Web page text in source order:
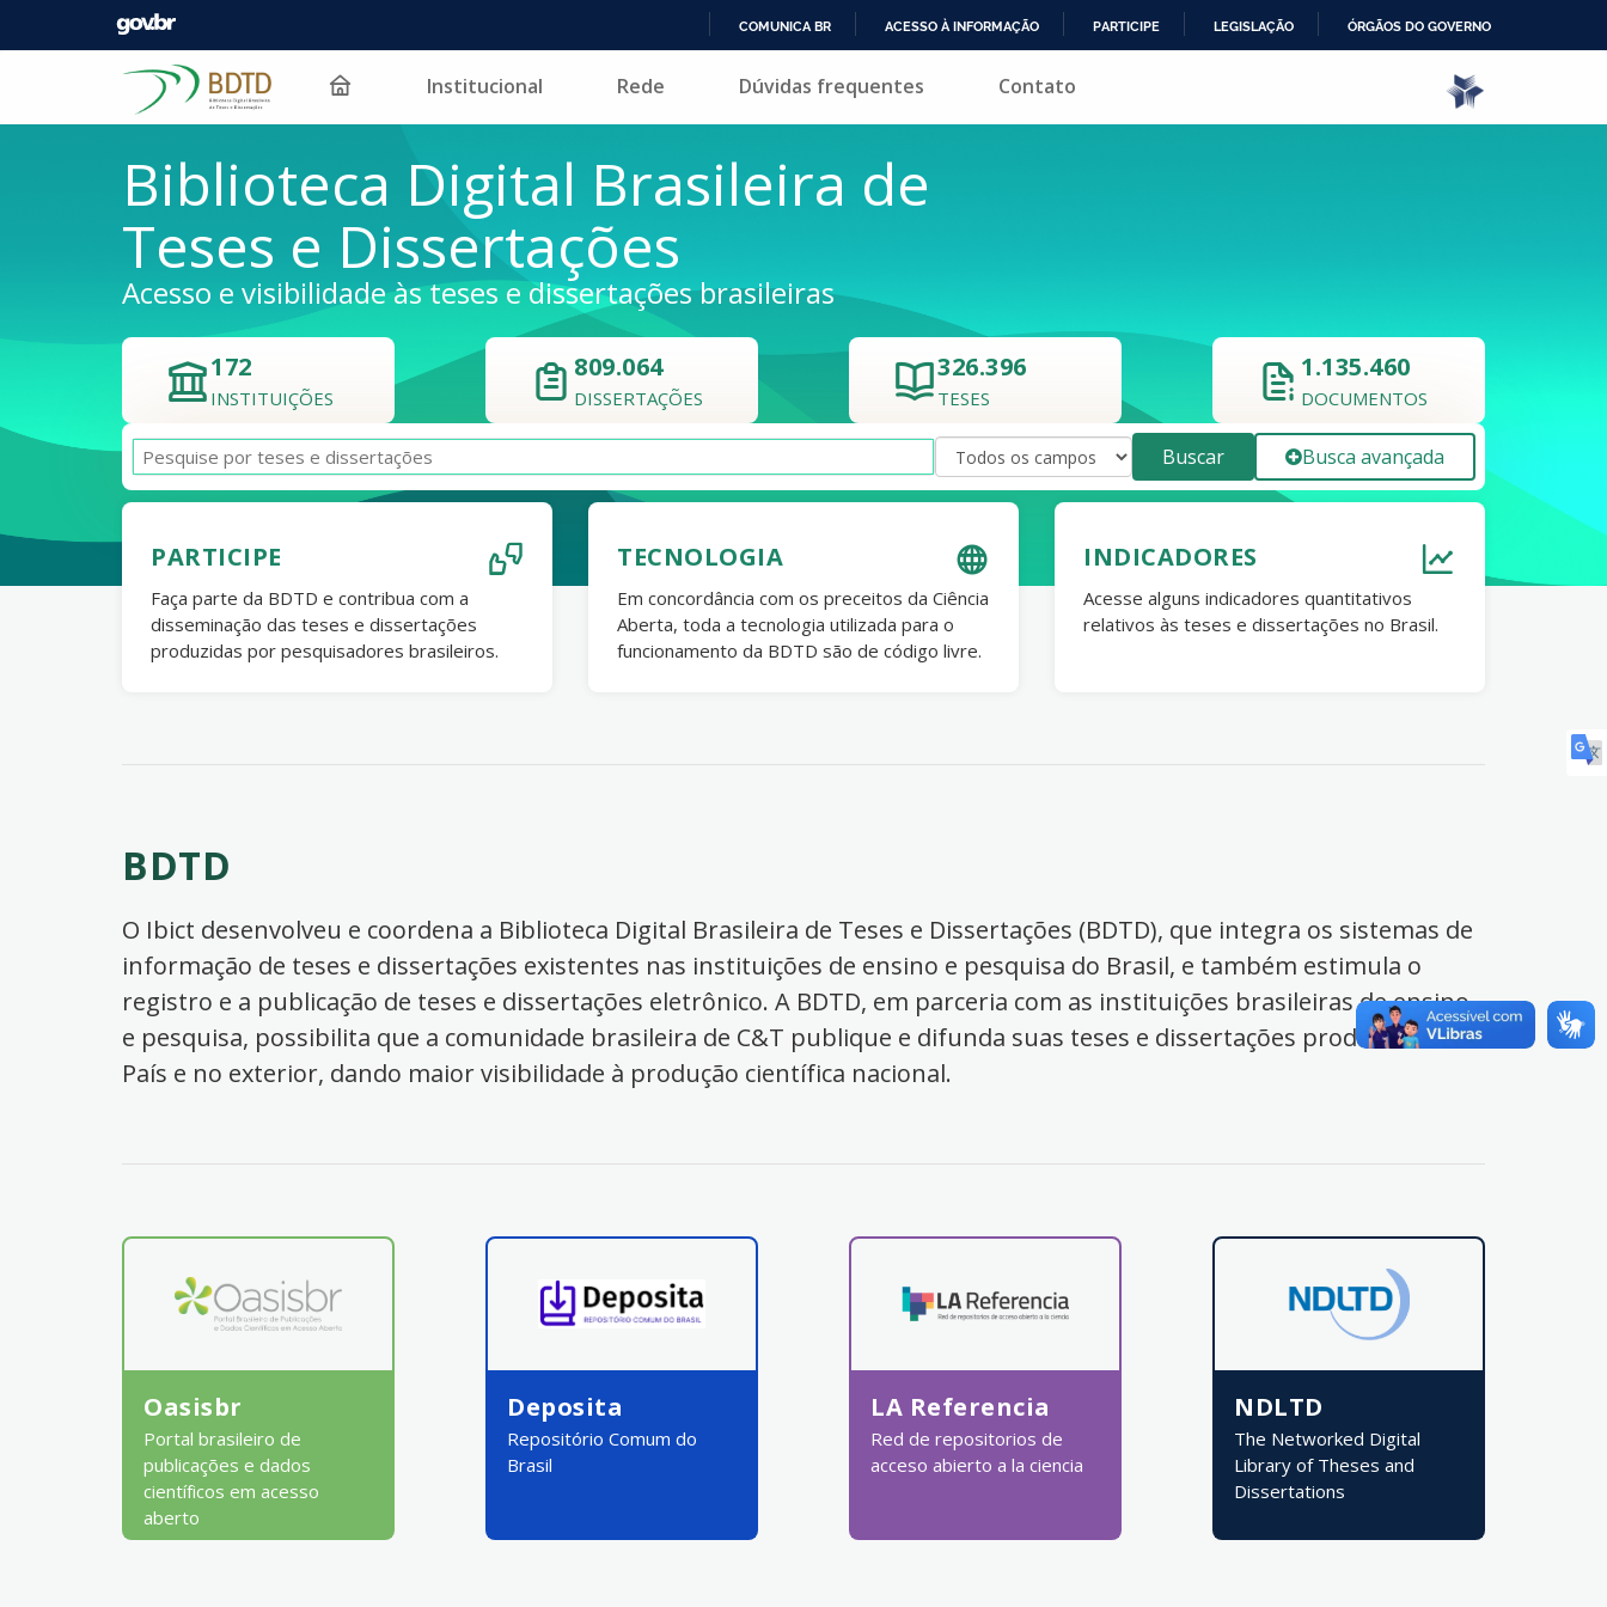
PARA
COMUNICA BR ACESSO À INFORMAÇÃO PARTICIPE LEGISLAÇÃO ÓRGÃOS DO GOVERNO
Pular para o conteúdo Institucional Rede Dúvidas frequentes Contato
Biblioteca Digital Brasileira de
Teses e Dissertações
Acesso e visibilidade às teses e dissertações brasileiras
172
INSTITUIÇÕES
809.064
DISSERTAÇÕES
326.396
TESES
1.135.460
DOCUMENTOS
Buscar Busca avançada
PARTICIPE
Faça parte da BDTD e contribua com a
disseminação das teses e dissertações
produzidas por pesquisadores brasileiros.
TECNOLOGIA
Em concordância com os preceitos da Ciência
Aberta, toda a tecnologia utilizada para o
funcionamento da BDTD são de código livre.
INDICADORES
Acesse alguns indicadores quantitativos
relativos às teses e dissertações no Brasil.
BDTD
O Ibict desenvolveu e coordena a Biblioteca Digital Brasileira de Teses e Dissertações (BDTD), que integra os sistemas de
informação de teses e dissertações existentes nas instituições de ensino e pesquisa do Brasil, e também estimula o
registro e a publicação de teses e dissertações eletrônico. A BDTD, em parceria com as instituições brasileiras de ensino
e pesquisa, possibilita que a comunidade brasileira de C&T publique e difunda suas teses e dissertações produzidas no
País e no exterior, dando maior visibilidade à produção científica nacional.
Oasisbr
Portal brasileiro de
publicações e dados
científicos em acesso
aberto
Deposita
Repositório Comum do
Brasil
LA Referencia
Red de repositorios de
acceso abierto a la ciencia
NDLTD
The Networked Digital
Library of Theses and
Dissertations